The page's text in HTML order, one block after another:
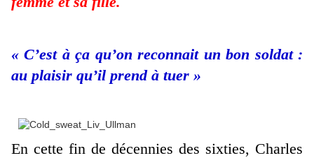
« C’est à ça qu’on reconnait un bon soldat :
au plaisir qu’il prend à tuer »
En cette fin de décennies des sixties, Charles